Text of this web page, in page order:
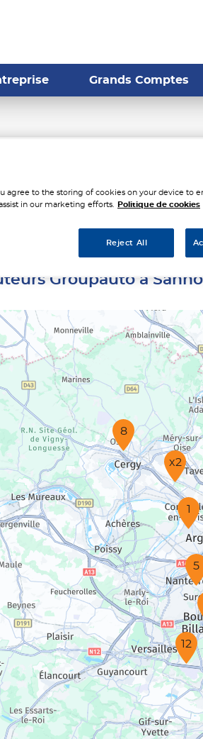
Grands Comptes
Groupauto à
Groupauto à
12
8
5
1
x2
agree to the storing of cookies on your device to
in our marketing efforts.
Politique de cookies
Reject All